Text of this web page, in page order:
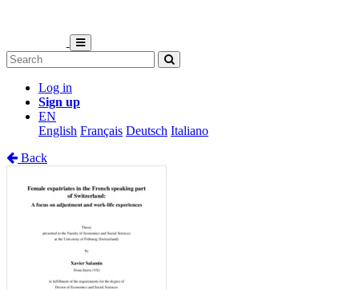
Log in
Sign up
EN
English Français Deutsch Italiano
Back